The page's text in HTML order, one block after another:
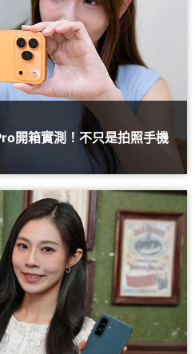
開箱實測！不只是拍照手機